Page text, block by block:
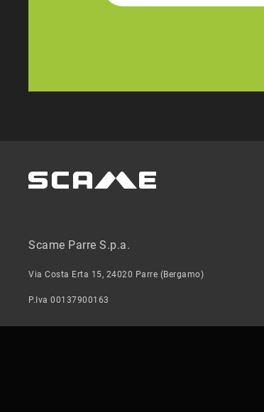
Scame Parre S.p.a.
Via Costa Erta 15, 24020 Parre (Bergamo)
P.Iva 00137900163